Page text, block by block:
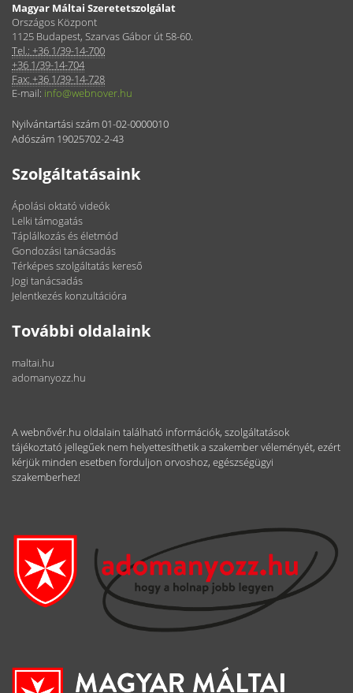
Magyar Máltai Szeretetszolgálat
Országos Központ
1125 Budapest, Szarvas Gábor út 58-60.
Tel.: +36 1/39-14-700
+36 1/39-14-704
Fax: +36 1/39-14-728
E-mail: info@webnover.hu
Nyilvántartási szám 01-02-0000010
Adószám 19025702-2-43
Szolgáltatásaink
Ápolási oktató videók
Lelki támogatás
Táplálkozás és életmód
Gondozási tanácsadás
Térképes szolgáltatás kereső
Jogi tanácsadás
Jelentkezés konzultációra
További oldalaink
maltai.hu
adomanyozz.hu
A webnővér.hu oldalain található információk, szolgáltatások
tájékoztató jellegűek nem helyettesíthetik a szakember véleményét, ezért
kérjük minden esetben forduljon orvoshoz, egészségügyi
szakemberhez!